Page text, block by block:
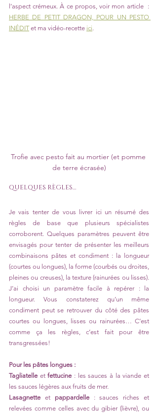
HERBE DE PETIT DRAGON, POUR UN PESTO
INÉDIT et ma vidéo-recette ici.
Trofie avec pesto fait au mortier (et pomme
de terre écrasée)
QUELQUES RÈGLES…
Je vais tenter de vous livrer ici un résumé des
règles de base que plusieurs spécialistes
corroborent. Quelques paramètres peuvent être
envisagés pour tenter de présenter les meilleurs
combinaisons pâtes et condiment : la longueur
(courtes ou longues), la forme (courbés ou droites,
pleines ou creuses), la texture (rainurées ou lisses).
J’ai choisi un paramètre facile à repérer : la
longueur. Vous constaterez qu’un même
condiment peut se retrouver du côté des pâtes
courtes ou longues, lisses ou rainurées… C’est
comme ça les règles, c’est fait pour être
transgressées!
Pour les pâtes longues :
Tagliatelle et fettucine : les sauces à la viande et
les sauces légères aux fruits de mer.
Lasagnette et pappardelle : sauces riches et
relevées comme celles avec du gibier (lièvre), ou